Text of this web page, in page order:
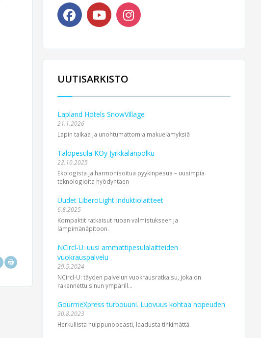
UUTISARKISTO
Lapland Hotels SnowVillage
21.1.2026
Lapin taikaa ja unohtumattomia makuelämyksiä
Talopesula KOy Jyrkkälänpolku
22.10.2025
Ekologista ja harmonisoitua pyykinpesua – uusimpia
teknologioita hyödyntäen
Uudet LiberoLight induktiolaitteet
6.8.2025
Kompaktit ratkaisut ruoan valmistukseen ja
lämpimänäpitoon.
NCircl-U: uusi ammattipesulalaitteiden
vuokrauspalvelu
29.5.2024
NCircl-U: täyden palvelun vuokrausratkaisu, joka on
rakennettu sinun ympärill...
GourmeXpress turbouuni. Luovuus kohtaa nopeuden
30.8.2023
Herkullista huippunopeasti, laadusta tinkimättä.